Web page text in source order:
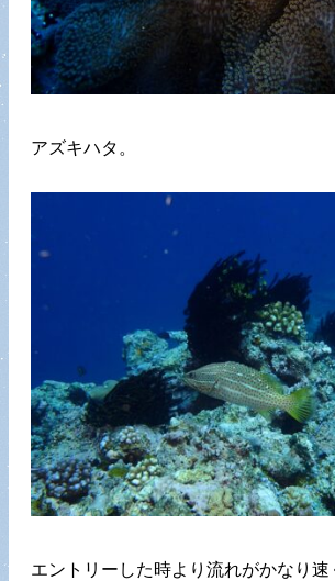
アズキハタ。
エントリーした時より流れがかなり速